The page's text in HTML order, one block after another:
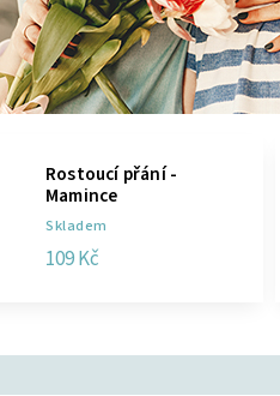
Rostoucí přání -
Mamince
Skladem
109 Kč